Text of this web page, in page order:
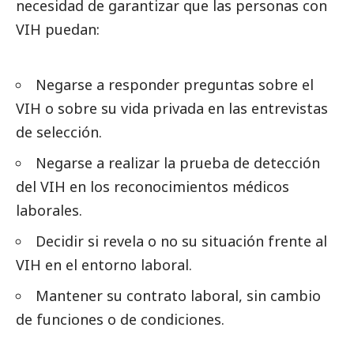
necesidad de garantizar que las personas con
VIH puedan:
Negarse a responder preguntas sobre el
VIH o sobre su vida privada en las entrevistas
de selección.
Negarse a realizar la prueba de detección
del VIH en los reconocimientos médicos
laborales.
Decidir si revela o no su situación frente al
VIH en el entorno laboral.
Mantener su contrato laboral, sin cambio
de funciones o de condiciones.